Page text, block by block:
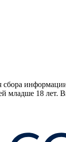
младше 18 лет.